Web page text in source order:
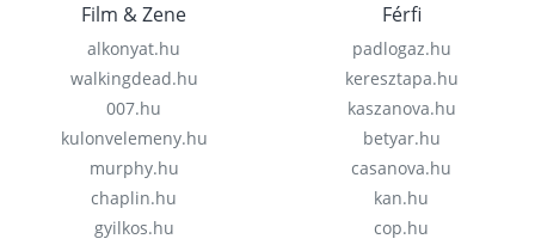
Film & Zene
alkonyat.hu
walkingdead.hu
007.hu
kulonvelemeny.hu
murphy.hu
chaplin.hu
gyilkos.hu
Férfi
padlogaz.hu
keresztapa.hu
kaszanova.hu
betyar.hu
casanova.hu
kan.hu
cop.hu